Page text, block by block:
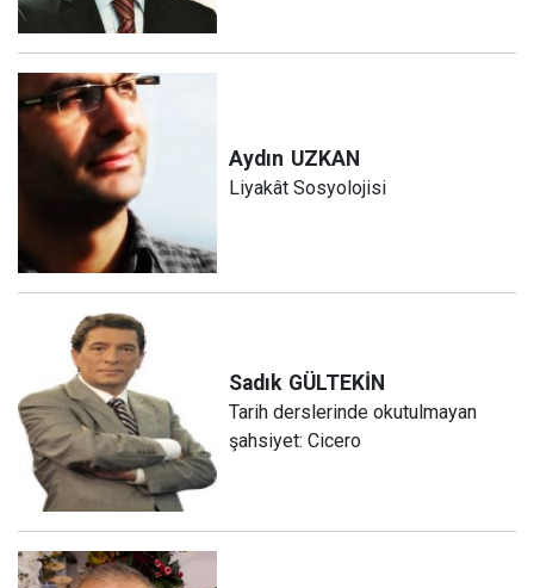
Aydın UZKAN
Liyakât Sosyolojisi
Sadık GÜLTEKİN
Tarih derslerinde okutulmayan
şahsiyet: Cicero